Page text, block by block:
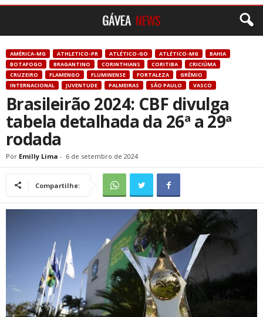
AMÉRICA-MG ATHLETICO-PR ATLÉTICO-GO ATLÉTICO-MG
BAHIA
BOTAFOGO
BRAGANTINO CORINTHIANS CORITIBA
CRICIÚMA
CRUZEIRO
FLAMENGO FLUMINENSE FORTALEZA
GRÊMIO
INTERNACIONAL
JUVENTUDE PALMEIRAS SÃO PAULO VASCO
Brasileirão 2024: CBF divulga
tabela detalhada da 26ª a 29ª
rodada
Por Emilly Lima - 6 de setembro de 2024
Compartilhe: